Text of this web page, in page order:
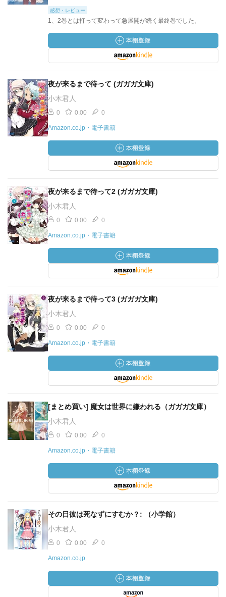
感想・レビュー
1、2巻とは打って変わって急展開が続く最終巻でした。
夜が来るまで待って (ガガガ文庫)
小木君人
0 0.00 0
Amazon.co.jp・電子書籍
夜が来るまで待って2 (ガガガ文庫)
小木君人
0 0.00 0
Amazon.co.jp・電子書籍
夜が来るまで待って3 (ガガガ文庫)
小木君人
0 0.00 0
Amazon.co.jp・電子書籍
[まとめ買い] 魔女は世界に嫌われる（ガガガ文庫）
小木君人
0 0.00 0
Amazon.co.jp・電子書籍
その日彼は死なずにすむか？: （小学館）
小木君人
0 0.00 0
Amazon.co.jp